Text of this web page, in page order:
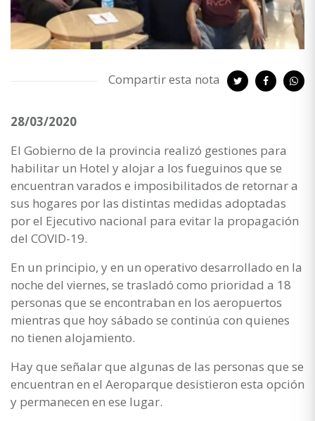
Compartir esta nota
28/03/2020
El Gobierno de la provincia realizó gestiones para
habilitar un Hotel y alojar a los fueguinos que se
encuentran varados e imposibilitados de retornar a
sus hogares por las distintas medidas adoptadas
por el Ejecutivo nacional para evitar la propagación
del COVID-19.
En un principio, y en un operativo desarrollado en la
noche del viernes, se trasladó como prioridad a 18
personas que se encontraban en los aeropuertos
mientras que hoy sábado se continúa con quienes
no tienen alojamiento.
Hay que señalar que algunas de las personas que se
encuentran en el Aeroparque desistieron esta opción
y permanecen en ese lugar.